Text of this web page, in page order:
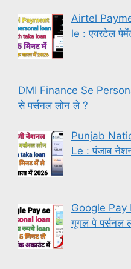
Airtel
le : एयरटेल
DMI Finance Se
से पर्सनल लोन ले ?
Punjab
Le : पंजाब
Google Pay
गूगल पे पर्सनल